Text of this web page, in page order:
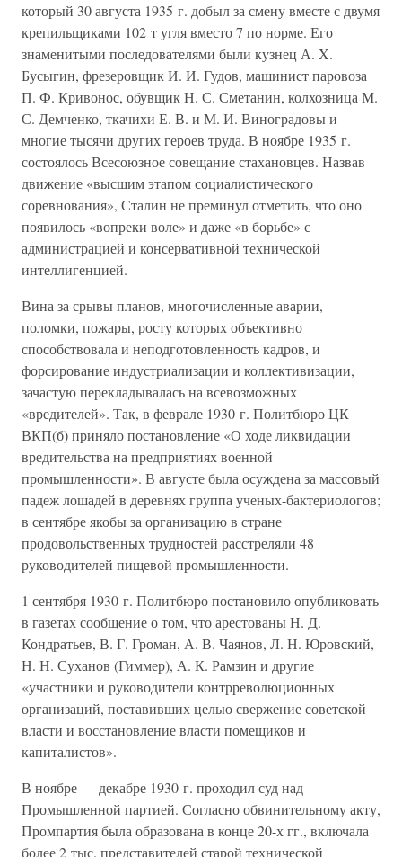
который 30 августа 1935 г. добыл за смену вместе с двумя
крепильщиками 102 т угля вместо 7 по норме. Его
знаменитыми последователями были кузнец А. X.
Бусыгин, фрезеровщик И. И. Гудов, машинист паровоза
П. Ф. Кривонос, обувщик Н. С. Сметанин, колхозница М.
С. Демченко, ткачихи Е. В. и М. И. Виноградовы и
многие тысячи других героев труда. В ноябре 1935 г.
состоялось Всесоюзное совещание стахановцев. Назвав
движение «высшим этапом социалистического
соревнования», Сталин не преминул отметить, что оно
появилось «вопреки воле» и даже «в борьбе» с
администрацией и консервативной технической
интеллигенцией.
Вина за срывы планов, многочисленные аварии,
поломки, пожары, росту которых объективно
способствовала и неподготовленность кадров, и
форсирование индустриализации и коллективизации,
зачастую перекладывалась на всевозможных
«вредителей». Так, в феврале 1930 г. Политбюро ЦК
ВКП(б) приняло постановление «О ходе ликвидации
вредительства на предприятиях военной
промышленности». В августе была осуждена за массовый
падеж лошадей в деревнях группа ученых-бактериологов;
в сентябре якобы за организацию в стране
продовольственных трудностей расстреляли 48
руководителей пищевой промышленности.
1 сентября 1930 г. Политбюро постановило опубликовать
в газетах сообщение о том, что арестованы Н. Д.
Кондратьев, В. Г. Громан, А. В. Чаянов, Л. Н. Юровский,
Н. Н. Суханов (Гиммер), А. К. Рамзин и другие
«участники и руководители контрреволюционных
организаций, поставивших целью свержение советской
власти и восстановление власти помещиков и
капиталистов».
В ноябре — декабре 1930 г. проходил суд над
Промышленной партией. Согласно обвинительному акту,
Промпартия была образована в конце 20-х гг., включала
более 2 тыс. представителей старой технической